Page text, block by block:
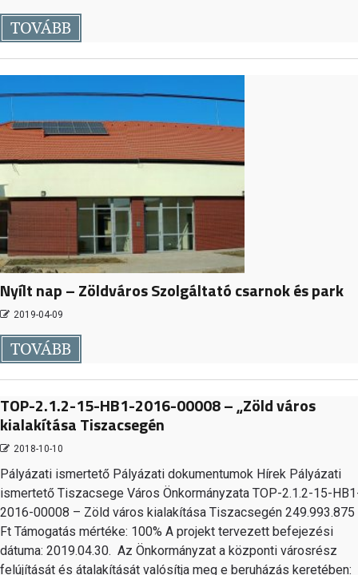
TOVÁBB
Nyílt nap – Zöldváros Szolgáltató csarnok és park
2019-04-09
TOVÁBB
TOP-2.1.2-15-HB1-2016-00008 – „Zöld város
kialakítása Tiszacsegén
2018-10-10
Pályázati ismertető Pályázati dokumentumok Hírek Pályázati
ismertető Tiszacsege Város Önkormányzata TOP-2.1.2-15-
2016-00008 – Zöld város kialakítása Tiszacsegén 249.993.875
Ft Támogatás mértéke: 100% A projekt tervezett befejezési
dátuma: 2019.04.30. Az Önkormányzat a központi városrész
felújítását és átalakítását valósítja meg e beruházás keretében: